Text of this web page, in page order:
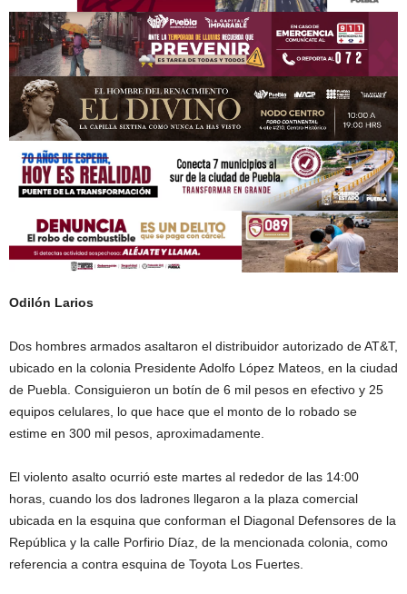
Odilón Larios
Dos hombres armados asaltaron el distribuidor autorizado de AT&T,
ubicado en la colonia Presidente Adolfo López Mateos, en la ciudad
de Puebla. Consiguieron un botín de 6 mil pesos en efectivo y 25
equipos celulares, lo que hace que el monto de lo robado se
estime en 300 mil pesos, aproximadamente.
El violento asalto ocurrió este martes al rededor de las 14:00
horas, cuando los dos ladrones llegaron a la plaza comercial
ubicada en la esquina que conforman el Diagonal Defensores de la
República y la calle Porfirio Díaz, de la mencionada colonia, como
referencia a contra esquina de Toyota Los Fuertes.